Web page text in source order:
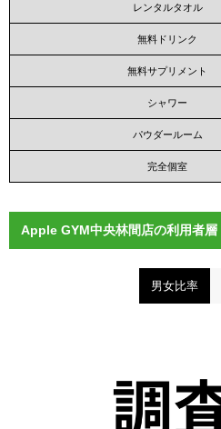
レンタルタオル
無料ドリンク
無料サプリメント
シャワー
パウダールーム
完全個室
Apple GYM中央林間店の利用者層
男女比率